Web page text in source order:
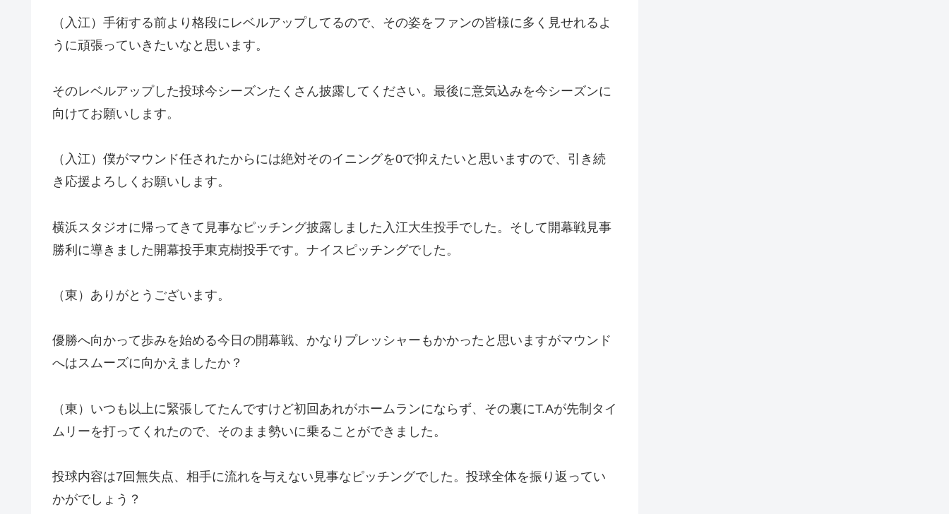
（入江）手術する前より格段にレベルアップしてるので、その姿をファンの皆様に多く見せれるよ
うに頑張っていきたいなと思います。
そのレベルアップした投球今シーズンたくさん披露してください。最後に意気込みを今シーズンに
向けてお願いします。
（入江）僕がマウンド任されたからには絶対そのイニングを0で抑えたいと思いますので、引き続
き応援よろしくお願いします。
横浜スタジオに帰ってきて見事なピッチング披露しました入江大生投手でした。そして開幕戦見事
勝利に導きました開幕投手東克樹投手です。ナイスピッチングでした。
（東）ありがとうございます。
優勝へ向かって歩みを始める今日の開幕戦、かなりプレッシャーもかかったと思いますがマウンド
へはスムーズに向かえましたか？
（東）いつも以上に緊張してたんですけど初回あれがホームランにならず、その裏にT.Aが先制タイ
ムリーを打ってくれたので、そのまま勢いに乗ることができました。
投球内容は7回無失点、相手に流れを与えない見事なピッチングでした。投球全体を振り返ってい
かがでしょう？